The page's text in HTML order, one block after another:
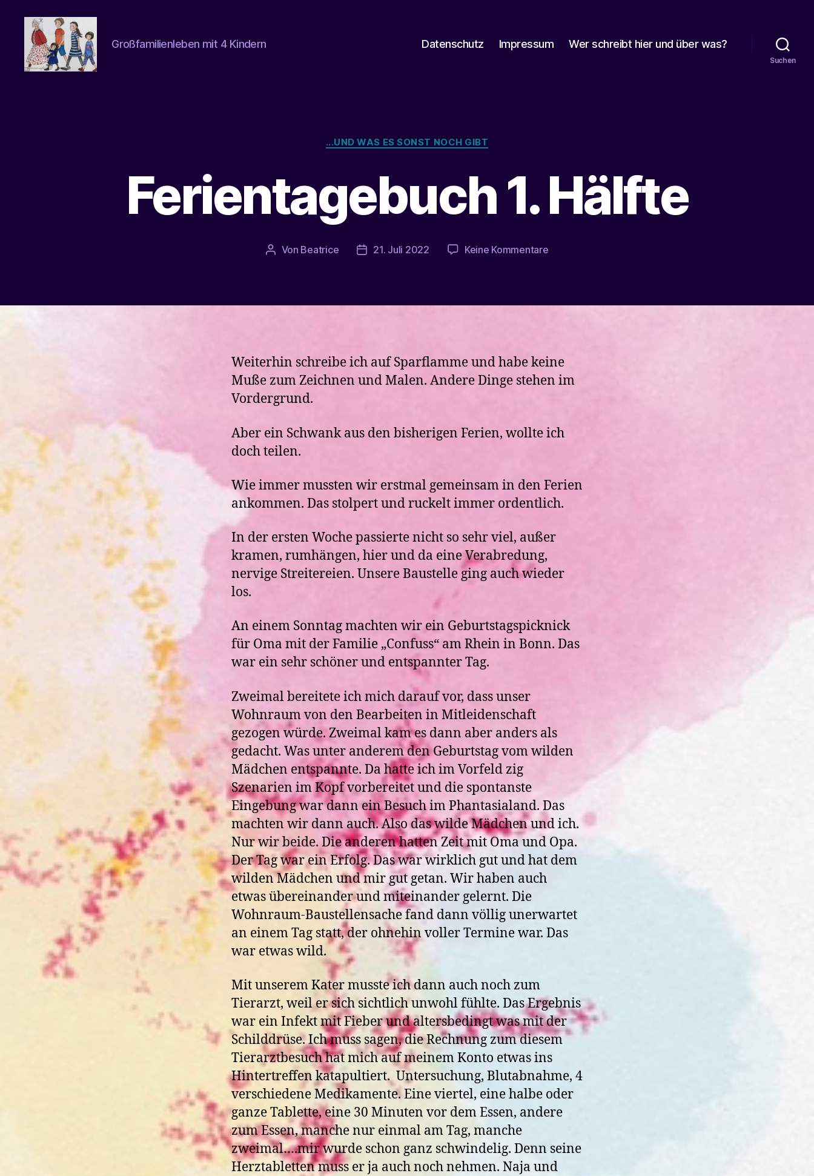
Großfamilienleben mit 4 Kindern Datenschutz Impressum Wer schreibt hier und über was?
Suchen
Kategorien
...UND WAS ES SONST NOCH GIBT
Ferientagebuch 1. Hälfte
Beitragsautor
Von Beatrice Veröffentlichungsdatum
21. Juli 2022 Keine Kommentarezu
Weiterhin schreibe ich auf Sparflamme und habe keine
Muße zum Zeichnen und Malen. Andere Dinge stehen im
Vordergrund.
Aber ein Schwank aus den bisherigen Ferien, wollte ich
doch teilen.
Wie immer mussten wir erstmal gemeinsam in den Ferien
ankommen. Das stolpert und ruckelt immer ordentlich.
In der ersten Woche passierte nicht so sehr viel, außer
kramen, rumhängen, hier und da eine Verabredung,
nervige Streitereien. Unsere Baustelle ging auch wieder
los.
An einem Sonntag machten wir ein Geburtstagspicknick
für Oma mit der Familie „Confuss“ am Rhein in Bonn. Das
war ein sehr schöner und entspannter Tag.
Zweimal bereitete ich mich darauf vor, dass unser
Wohnraum von den Bearbeiten in Mitleidenschaft
gezogen würde. Zweimal kam es dann aber anders als
gedacht. Was unter anderem den Geburtstag vom wilden
Mädchen entspannte. Da hatte ich im Vorfeld zig
Szenarien im Kopf vorbereitet und die spontanste
Eingebung war dann ein Besuch im Phantasialand. Das
machten wir dann auch. Also das wilde Mädchen und ich.
Nur wir beide. Die anderen hatten Zeit mit Oma und Opa.
Der Tag war ein Erfolg. Das war wirklich gut und hat dem
wilden Mädchen und mir gut getan. Wir haben auch
etwas übereinander und miteinander gelernt. Die
Wohnraum-Baustellensache fand dann völlig unerwartet
an einem Tag statt, der ohnehin voller Termine war. Das
war etwas wild.
Mit unserem Kater musste ich dann auch noch zum
Tierarzt, weil er sich sichtlich unwohl fühlte. Das Ergebnis
war ein Infekt mit Fieber und altersbedingt was mit der
Schilddrüse. Ich muss sagen, die Rechnung zum diesem
Tierarztbesuch hat mich auf meinem Konto etwas ins
Hintertreffen katapultiert. Untersuchung, Blutabnahme, 4
verschiedene Medikamente. Eine viertel, eine halbe oder
ganze Tablette, eine 30 Minuten vor dem Essen, andere
zum Essen, manche nur einmal am Tag, manche
zweimal….mir wurde schon ganz schwindelig. Denn seine
Herztabletten muss er ja auch noch nehmen. Naja und